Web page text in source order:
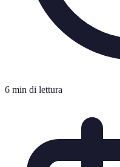
6 min di lettura